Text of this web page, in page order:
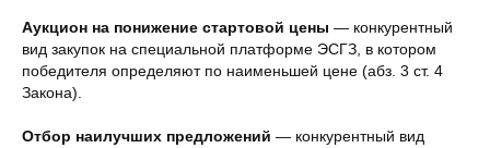
Аукцион на понижение стартовой цены — конкурентный
вид закупок на специальной платформе ЭСГЗ, в котором
победителя определяют по наименьшей цене (абз. 3 ст. 4
Закона).
Отбор наилучших предложений — конкурентный вид